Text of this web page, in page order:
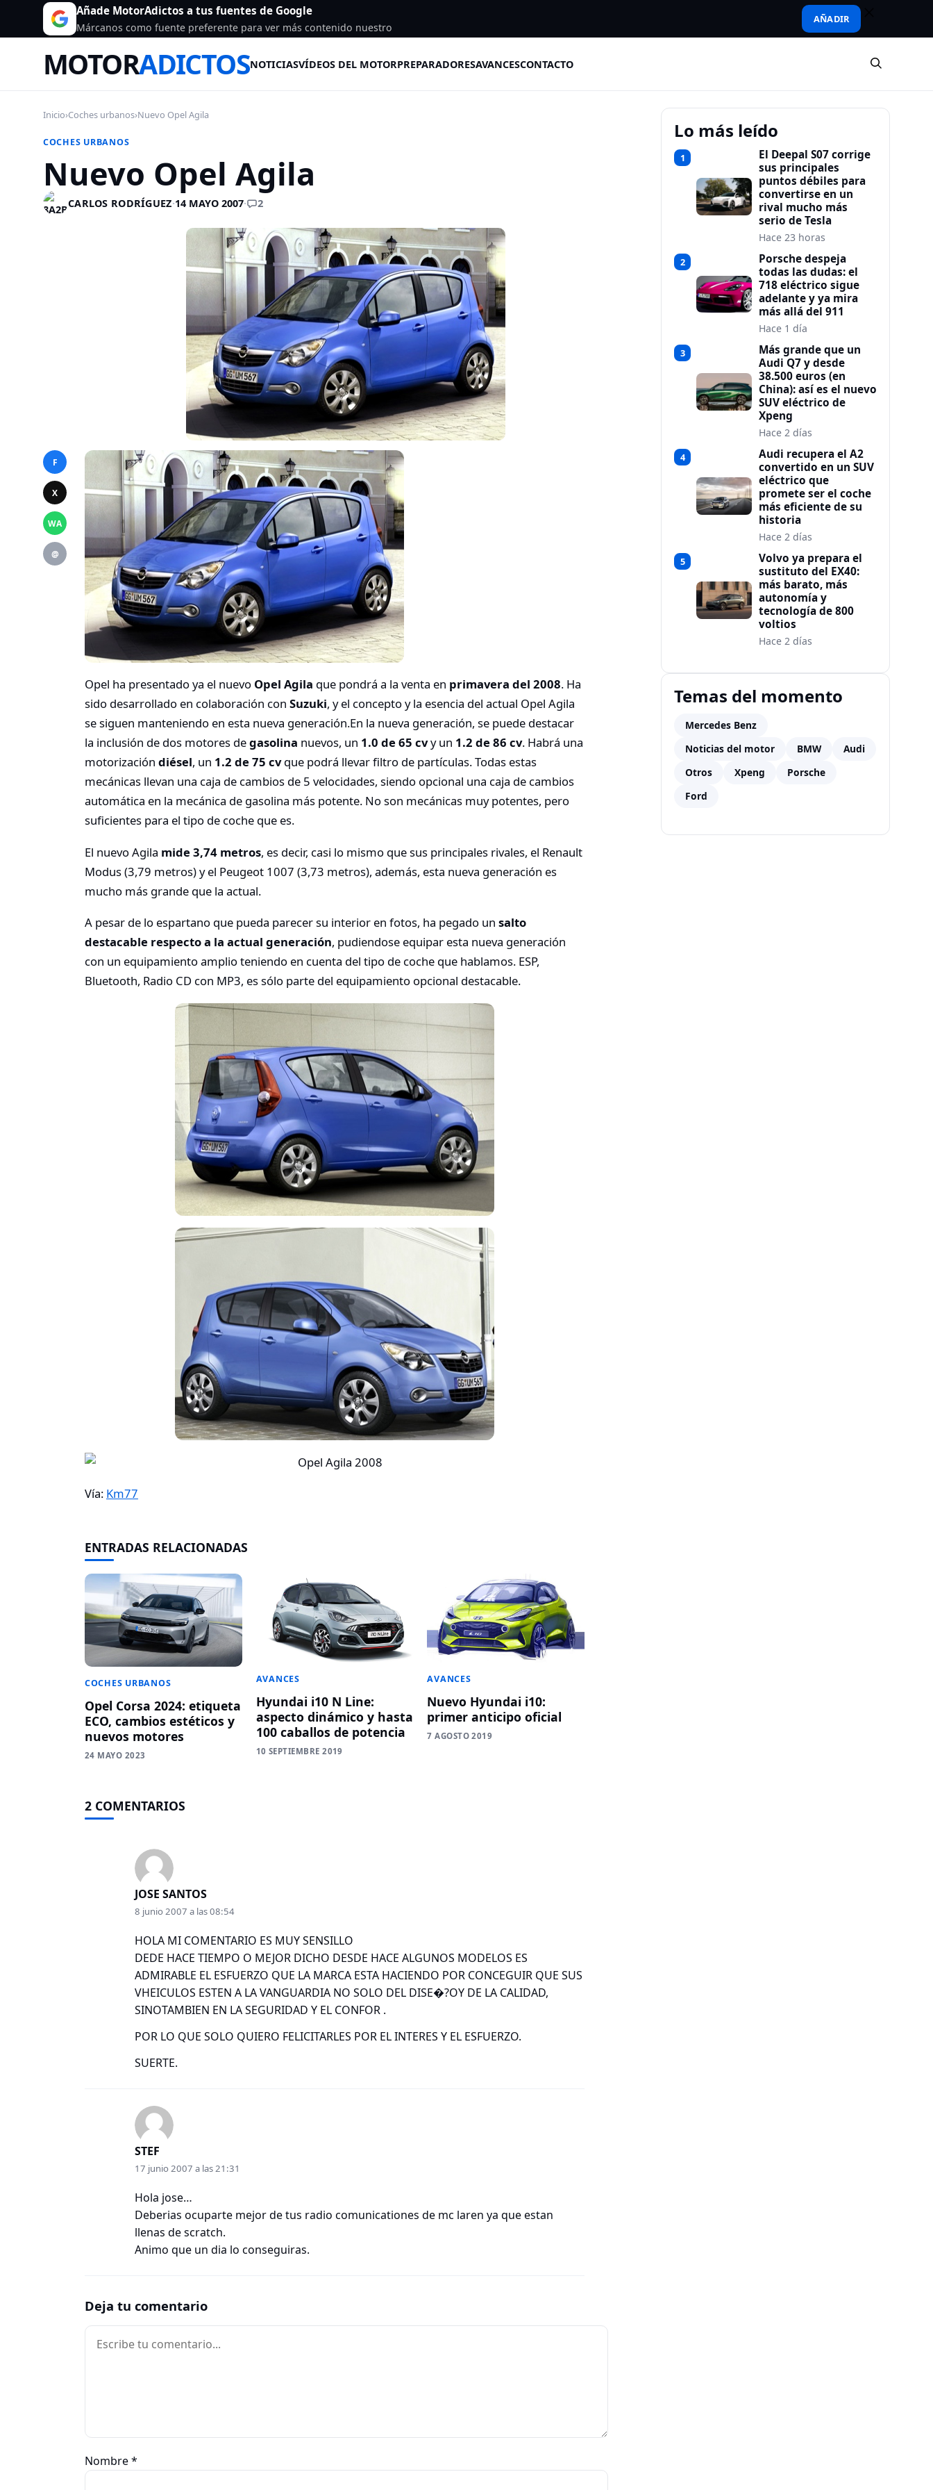
Añade MotorAdictos a tus fuentes de Google
Márcanos como fuente preferente para ver más contenido nuestro
AÑADIR
MOTORADICTOSNOTICIASVÍDEOS DEL MOTORPREPARADORESAVANCESCONTACTO
Inicio›Coches urbanos›Nuevo Opel Agila
COCHES URBANOS
Nuevo Opel Agila
CARLOS RODRÍGUEZ·14 MAYO 2007· 2
F
X
WA
@
Opel ha presentado ya el nuevo Opel Agila que pondrá a la venta en primavera del 2008. Ha
sido desarrollado en colaboración con Suzuki, y el concepto y la esencia del actual Opel Agila
se siguen manteniendo en esta nueva generación.En la nueva generación, se puede destacar
la inclusión de dos motores degasolina nuevos, un 1.0 de 65 cvy un 1.2 de 86 cv. Habrá una
motorización diésel, un 1.2 de 75 cvque podrá llevar filtro de partículas. Todas estas
mecánicas llevan una caja de cambios de 5 velocidades, siendo opcional una caja de cambios
automática en la mecánica de gasolina más potente. No son mecánicas muy potentes, pero
suficientes para el tipo de coche que es.
El nuevo Agila mide 3,74 metros, es decir, casi lo mismo que sus principales rivales, el Renault
Modus (3,79 metros) y el Peugeot 1007 (3,73 metros), además, esta nueva generación es
mucho más grande que la actual.
A pesar de lo espartano que pueda parecer su interior en fotos, ha pegado un salto
destacable respecto a la actual generación, pudiendose equipar esta nueva generación
con un equipamiento amplio teniendo en cuenta del tipo de coche que hablamos. ESP,
Bluetooth, Radio CD con MP3, es sólo parte del equipamiento opcional destacable.
Vía: Km77
ENTRADAS RELACIONADAS
COCHES URBANOS
Opel Corsa 2024: etiqueta
ECO, cambios estéticos y
nuevos motores
24 MAYO 2023
AVANCES
Hyundai i10 N Line:
aspecto dinámico y hasta
100 caballos de potencia
10 SEPTIEMBRE 2019
AVANCES
Nuevo Hyundai i10:
primer anticipo oficial
7 AGOSTO 2019
2 COMENTARIOS
JOSE SANTOS
8 junio 2007 a las 08:54
HOLA MI COMENTARIO ES MUY SENSILLO
DEDE HACE TIEMPO O MEJOR DICHO DESDE HACE ALGUNOS MODELOS ES
ADMIRABLE EL ESFUERZO QUE LA MARCA ESTA HACIENDO POR CONCEGUIR QUE SUS
VHEICULOS ESTEN A LA VANGUARDIA NO SOLO DEL DISE�?OY DE LA CALIDAD,
SINOTAMBIEN EN LA SEGURIDAD Y EL CONFOR .
POR LO QUE SOLO QUIERO FELICITARLES POR EL INTERES Y EL ESFUERZO.
SUERTE.
STEF
17 junio 2007 a las 21:31
Hola jose…
Deberias ocuparte mejor de tus radio comunicationes de mc laren ya que estan
llenas de scratch.
Animo que un dia lo conseguiras.
Deja tu comentario
Comentario
Nombre*
Lo más leído
1
El Deepal S07 corrige
sus principales
puntos débiles para
convertirse en un
rival mucho más
serio de Tesla
Hace 23 horas
2
Porsche despeja
todas las dudas: el
718 eléctrico sigue
adelante y ya mira
más allá del 911
Hace 1 día
3
Más grande que un
Audi Q7 y desde
38.500 euros (en
China): así es el nuevo
SUV eléctrico de
Xpeng
Hace 2 días
4
Audi recupera el A2
convertido en un SUV
eléctrico que
promete ser el coche
más eficiente de su
historia
Hace 2 días
5
Volvo ya prepara el
sustituto del EX40:
más barato, más
autonomía y
tecnología de 800
voltios
Hace 2 días
Temas del momento
Mercedes Benz
Noticias del motor
BMW
Audi
Otros
Xpeng
Porsche
Ford